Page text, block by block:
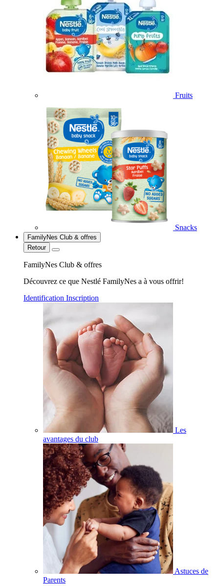
Fruits
Snacks
FamilyNes Club & offres
Retour
FamilyNes Club & offres
Découvrez ce que Nestlé FamilyNes a à vous offrir!
Identification Inscription
Les
avantages du club
Astuces de
Parents